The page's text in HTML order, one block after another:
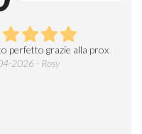
perfetto grazie alla prox
2026 - Rosy